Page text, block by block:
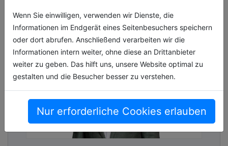
Wenn Sie einwilligen, verwenden wir Dienste, die
Informationen im Endgerät eines Seitenbesuchers speichern
oder dort abrufen. Anschließend verarbeiten wir die
Informationen intern weiter, ohne diese an Drittanbieter
weiter zu geben. Das hilft uns, unsere Website optimal zu
gestalten und die Besucher besser zu verstehen.
Nur erforderliche Cookies erlauben